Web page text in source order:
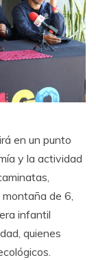
en un punto
y la actividad
de 6,
infantil
quienes